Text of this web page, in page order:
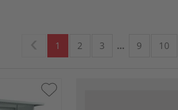
1 2 3 … 9 10